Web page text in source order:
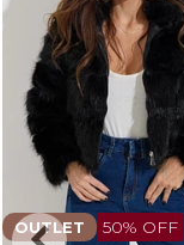
OUTLET 50% OFF